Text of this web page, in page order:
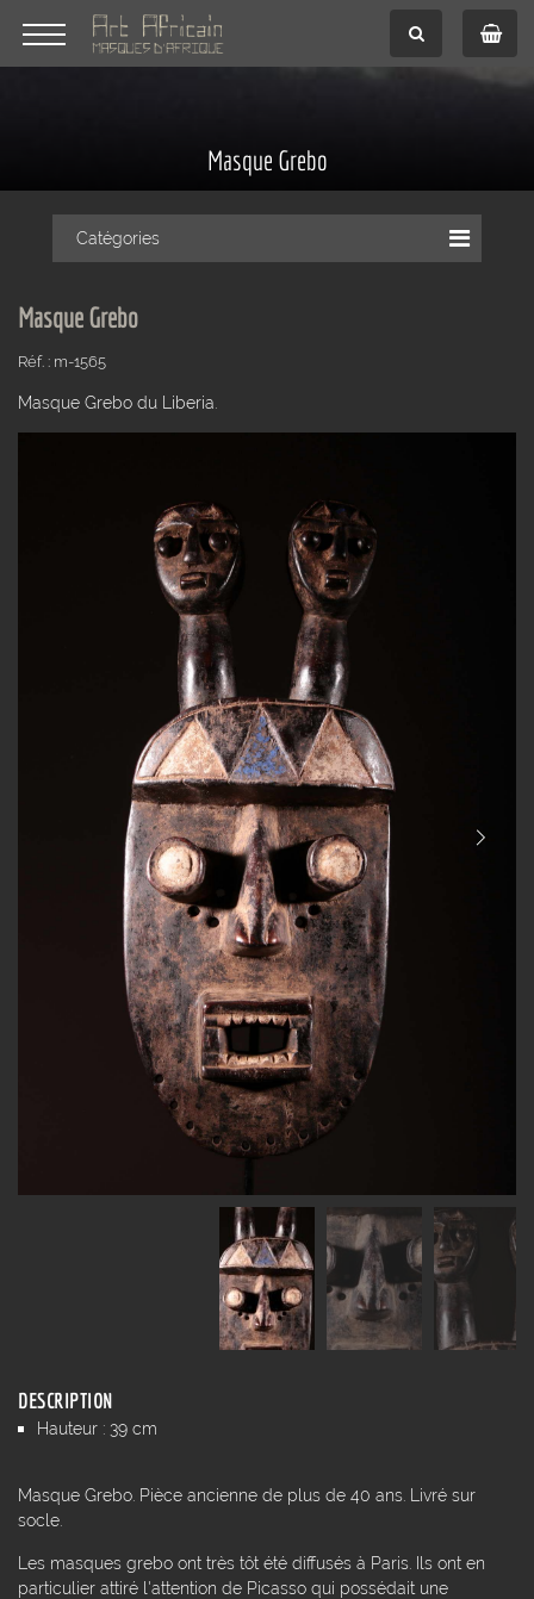
Masque Grebo
Catégories
Masque Grebo
Réf. : m-1565
Masque Grebo du Liberia.
DESCRIPTION
Hauteur : 39 cm
Masque Grebo. Pièce ancienne de plus de 40 ans. Livré sur
socle.
Les masques grebo ont très tôt été diffusés à Paris. Ils ont en
particulier attiré l'attention de Picasso qui possédait une